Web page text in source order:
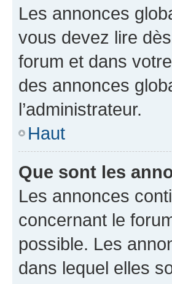
Les annonces
vous devez lire
forum et dans
des annonces
l’administrateur.
Haut
Que sont les
Les annonces
concernant le
possible. Les
dans lequel elles